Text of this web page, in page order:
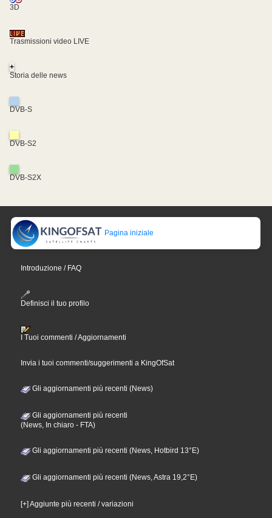
3D
Trasmissioni video LIVE
+
Storia delle news
DVB-S
DVB-S2
DVB-S2X
Pagina iniziale
Introduzione / FAQ
Definisci il tuo profilo
I Tuoi commenti / Aggiornamenti
Invia i tuoi commenti/suggerimenti a KingOfSat
Gli aggiornamenti più recenti (News)
Gli aggiornamenti più recenti
(News, In chiaro - FTA)
Gli aggiornamenti più recenti (News, Hotbird 13°E)
Gli aggiornamenti più recenti (News, Astra 19,2°E)
[+] Aggiunte più recenti / variazioni